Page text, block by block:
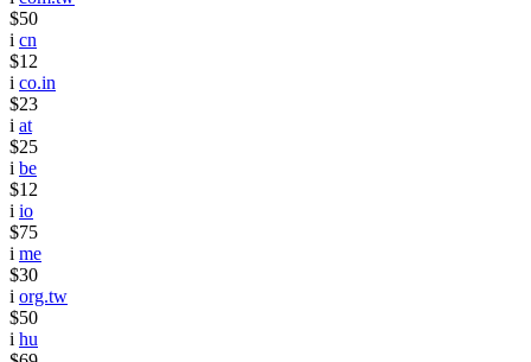
$50
i cn
$12
i co.in
$23
i at
$25
i be
$12
i io
$75
i me
$30
i org.tw
$50
i hu